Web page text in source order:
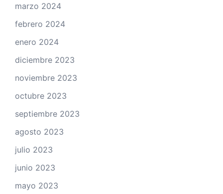
marzo 2024
febrero 2024
enero 2024
diciembre 2023
noviembre 2023
octubre 2023
septiembre 2023
agosto 2023
julio 2023
junio 2023
mayo 2023